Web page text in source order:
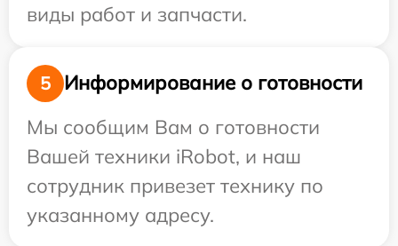
виды работ и запчасти.
5
Информирование о готовности
Мы сообщим Вам о готовности
Вашей техники iRobot, и наш
сотрудник привезет технику по
указанному адресу.